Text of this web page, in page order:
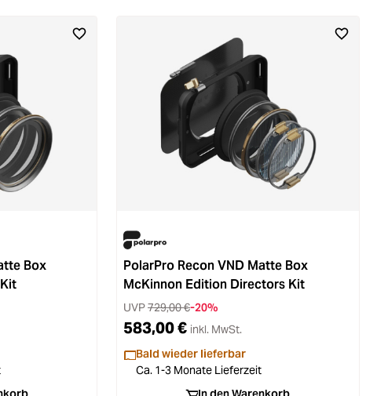
Box
PolarPro Recon VND Matte Box
McKinnon Edition Directors Kit
UVP729,00 €-20%
583,00 € inkl. MwSt.
Bald wieder lieferbar
Ca. 1-3 Monate Lieferzeit